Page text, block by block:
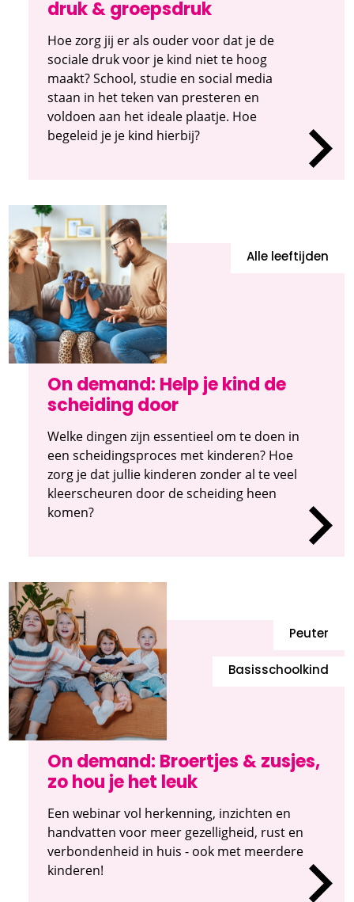
druk & groepsdruk
Hoe zorg jij er als ouder voor dat je de
sociale druk voor je kind niet te hoog
maakt? School, studie en social media
staan in het teken van presteren en
voldoen aan het ideale plaatje. Hoe
begeleid je je kind hierbij?
On demand: Help je kind de
scheiding door
Alle leeftijden
Welke dingen zijn essentieel om te doen in
een scheidingsproces met kinderen? Hoe
zorg je dat jullie kinderen zonder al te veel
kleerscheuren door de scheiding heen
komen?
On demand: Broertjes & zusjes,
zo hou je het leuk
Peuter
Basisschoolkind
Een webinar vol herkenning, inzichten en
handvatten voor meer gezelligheid, rust en
verbondenheid in huis - ook met meerdere
kinderen!